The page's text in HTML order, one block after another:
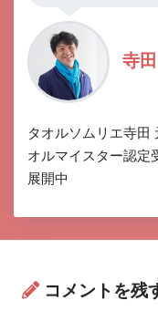
寺
タオルソムリエ寺田
オルマイスター認定
展開中
コメントを残